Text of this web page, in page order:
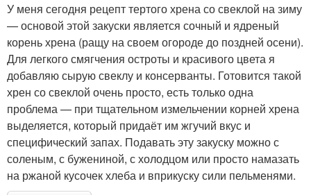
У меня сегодня рецепт тертого хрена со свеклой на зиму
— основой этой закуски является сочный и ядреный
корень хрена (ращу на своем огороде до поздней осени).
Для легкого смягчения остроты и красивого цвета я
добавляю сырую свеклу и консерванты. Готовится такой
хрен со свеклой очень просто, есть только одна
проблема — при тщательном измельчении корней хрена
выделяется, который придаёт им жгучий вкус и
специфический запах. Подавать эту закуску можно с
соленым, с бужениной, с холодцом или просто намазать
на ржаной кусочек хлеба и вприкуску сили пельменями.